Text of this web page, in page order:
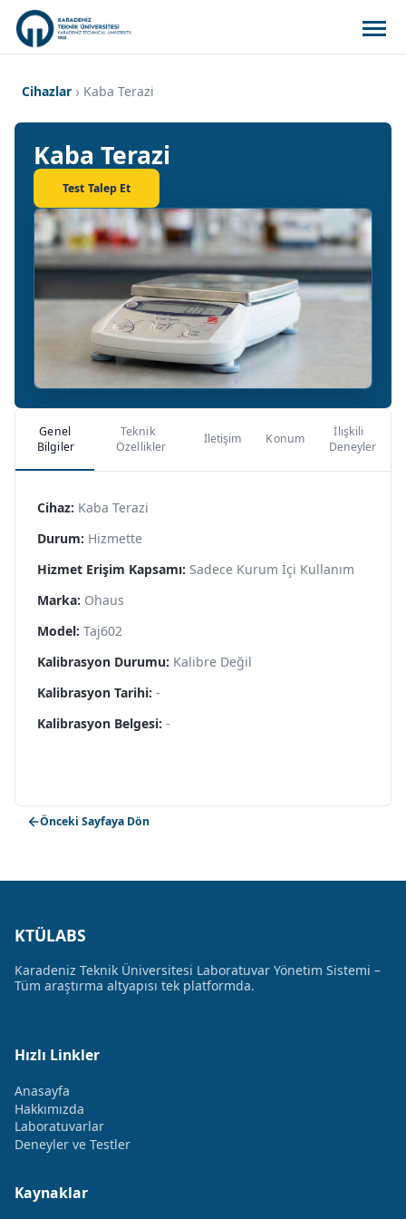
Cihazlar Kaba Terazi
Kaba Terazi
Test Talep Et
Genel
Bilgiler
Teknik
Özellikler
İletişim Konum
İlişkili
Deneyler
Cihaz: Kaba Terazi
Durum: Hizmette
Hizmet Erişim Kapsamı: Sadece Kurum İçi Kullanım
Marka: Ohaus
Model: Taj602
Kalibrasyon Durumu: Kalibre Değil
Kalibrasyon Tarihi: -
Kalibrasyon Belgesi: -
Önceki Sayfaya Dön
KTÜLABS
Karadeniz Teknik Üniversitesi Laboratuvar Yönetim Sistemi –
Tüm araştırma altyapısı tek platformda.
Hızlı Linkler
Anasayfa
Hakkımızda
Laboratuvarlar
Deneyler ve Testler
Kaynaklar